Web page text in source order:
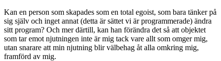
Kan en person som skapades som en total egoist, som bara tänker på
sig själv och inget annat (detta är sättet vi är programmerade) ändra
sitt program? Och mer därtill, kan han förändra det så att objektet
som tar emot njutningen inte är mig tack vare allt som omger mig,
utan snarare att min njutning blir välbehag åt alla omkring mig,
framförd av mig.